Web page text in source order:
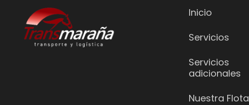
Inicio
Servicios
Servicios
adicionales
Nuestra Flota